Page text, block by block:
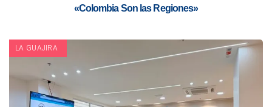
«Colombia Son las Regiones»
LA GUAJIRA